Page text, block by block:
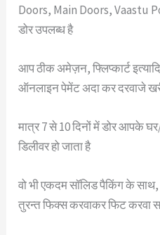
Doors, Main Doors, Vaastu
डोर उपलब्ध है
आप ठीक अमेज़न, फ्लिप्कार्ट
ऑनलाइन पेमेंट अदा कर दरवाजे
मात्र 7 से 10 दिनों में डोर आपके
डिलीवर हो जाता है
वो भी एकदम सॉलिड पैकिंग के
तुरन्त फिक्स करवाकर फिट करवा